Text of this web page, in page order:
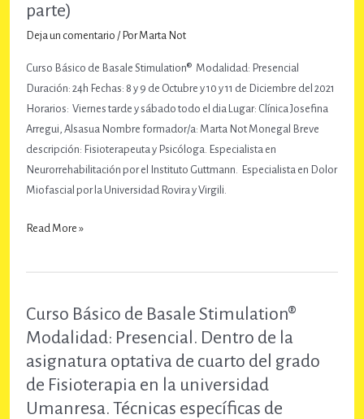
Arregui,
Alsasua
parte)
Deja un comentario / PorMarta Not
Curso Básico de Basale Stimulation® Modalidad: Presencial
Duración: 24h Fechas: 8 y 9 de Octubre y 10 y 11 de Diciembre del 2021
Horarios: Viernes tarde y sábado todo el dia Lugar: Clínica Josefina
Arregui, Alsasua Nombre formador/a: Marta Not Monegal Breve
descripción: Fisioterapeuta y Psicóloga. Especialista en
Neurorrehabilitación por el Instituto Guttmann. Especialista en Dolor
Miofascial por la Universidad Rovira y Virgili.
Curso
Stimulation®
Clínica
Arregui,
Alsasua
(1ª
Read More »
Curso Básico de Basale Stimulation®
Modalidad: Presencial. Dentro de la
asignatura optativa de cuarto del grado
de Fisioterapia en la universidad
Umanresa. Técnicas específicas de